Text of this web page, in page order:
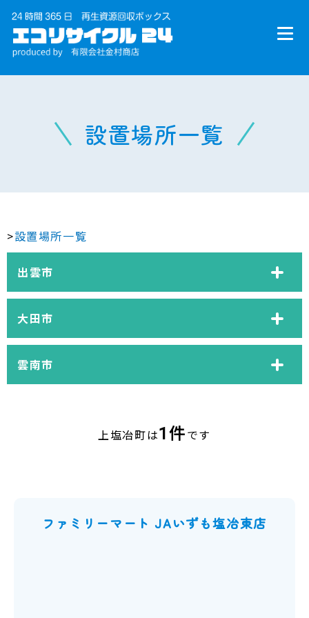
設置場所一覧
>設置場所一覧
出雲市
大田市
雲南市
上塩冶町は1件です
ファミリーマート JAいずも塩冶東店